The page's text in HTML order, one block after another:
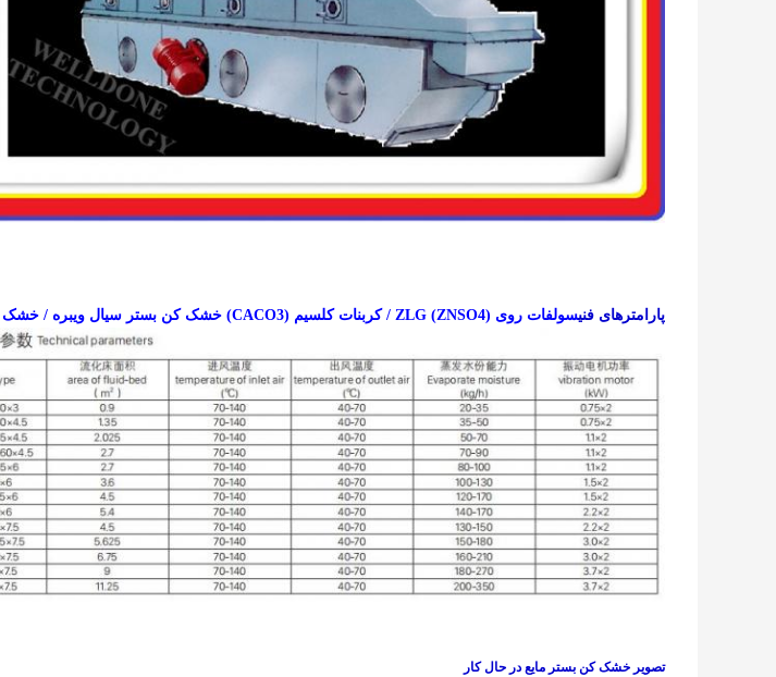
پارامترهای فنیسولفات روی ZLG (ZNSO4) / کربنات کلسیم (CACO3) خشک کن بستر سیال ویبره / خشک کن بستر سیال ارتعاشی
تصویر خشک کن بستر مایع در حال کار